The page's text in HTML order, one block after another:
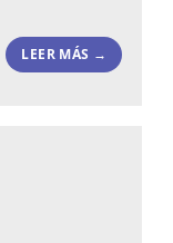
LEER MÁS →